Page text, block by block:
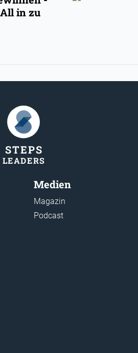
in zu
STEPS
LEADERS
Medien
Magazin
Podcast